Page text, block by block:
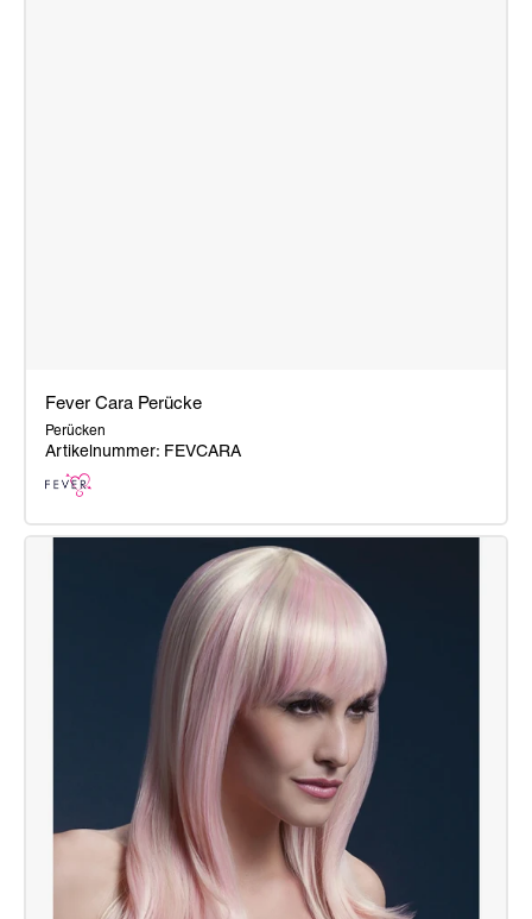
Fever
Fever Cara Perücke
Perücken
Artikelnummer: FEVCARA